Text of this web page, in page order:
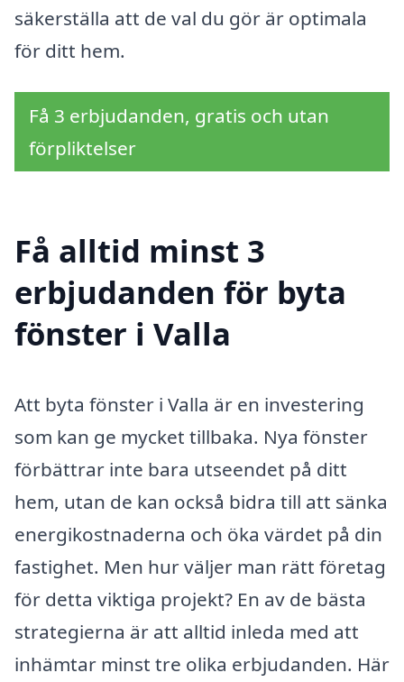
säkerställa att de val du gör är optimala
för ditt hem.
Få 3 erbjudanden, gratis och utan
förpliktelser
Få alltid minst 3
erbjudanden för byta
fönster i Valla
Att byta fönster i Valla är en investering
som kan ge mycket tillbaka. Nya fönster
förbättrar inte bara utseendet på ditt
hem, utan de kan också bidra till att sänka
energikostnaderna och öka värdet på din
fastighet. Men hur väljer man rätt företag
för detta viktiga projekt? En av de bästa
strategierna är att alltid inleda med att
inhämtar minst tre olika erbjudanden. Här